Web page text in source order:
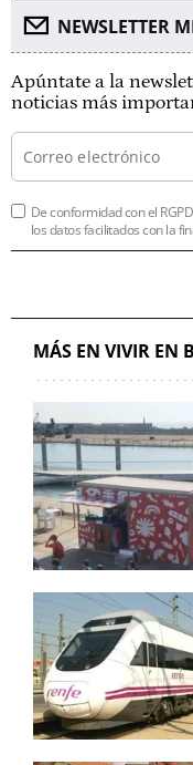
NEWSLETTER
Apúntate a la
noticias más
De conformidad con el
los datos facilitados con la
MÁS EN VIVIR EN